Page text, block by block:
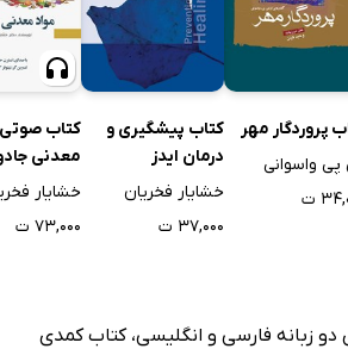
پروردگار مهر
واسوانی
ت
کتاب پیشگیری و
درمان ایدز
خشایار فخریان
۳۷,۰۰۰ ت
کتاب
معدنی
خشایار
۷۳,۰۰۰ ت
زبانه فارسی و انگلیسی،کتاب کمدی